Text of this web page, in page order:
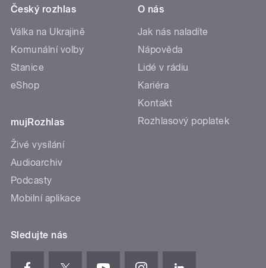
Český rozhlas
Válka na Ukrajině
Komunální volby
Stanice
eShop
mujRozhlas
Živé vysílání
Audioarchiv
Podcasty
Mobilní aplikace
O nás
Jak nás naladíte
Nápověda
Lidé v rádiu
Kariéra
Kontakt
Rozhlasový poplatek
Sledujte nás